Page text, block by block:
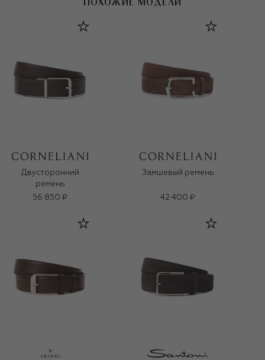
ПОХОЖИЕ МОДЕЛИ
Двусторонний
ремень
56 850 ₽
Замшевый ремень
42 400 ₽